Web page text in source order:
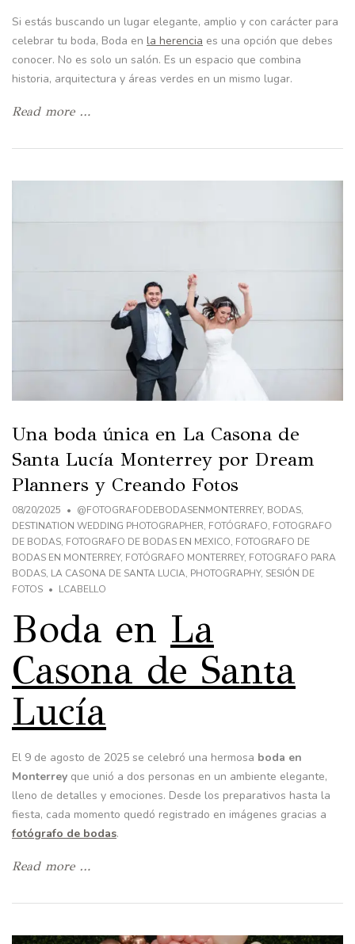
Si estás buscando un lugar elegante, amplio y con carácter para
celebrar tu boda, Boda en la herencia es una opción que debes
conocer. No es solo un salón. Es un espacio que combina
historia, arquitectura y áreas verdes en un mismo lugar.
Read more …
Una boda única en La Casona de
Santa Lucía Monterrey por Dream
Planners y Creando Fotos
08/20/2025 @FOTOGRAFODEBODASENMONTERREY, BODAS,
DESTINATION WEDDING PHOTOGRAPHER, FOTÓGRAFO, FOTOGRAFO
DE BODAS, FOTOGRAFO DE BODAS EN MEXICO, FOTOGRAFO DE
BODAS EN MONTERREY, FOTÓGRAFO MONTERREY, FOTOGRAFO PARA
BODAS, LA CASONA DE SANTA LUCIA, PHOTOGRAPHY, SESIÓN DE
FOTOS
LCABELLO
Boda en La
Casona de Santa
Lucía
El 9 de agosto de 2025 se celebró una hermosa boda en
Monterrey que unió a dos personas en un ambiente elegante,
lleno de detalles y emociones. Desde los preparativos hasta la
fiesta, cada momento quedó registrado en imágenes gracias a
fotógrafo de bodas.
Read more …